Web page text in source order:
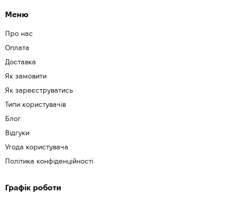
Меню
Про нас
Оплата
Доставка
Як замовити
Як зареєструватись
Типи користувачів
Блог
Відгуки
Угода користувача
Політика конфіденційності
Графік роботи